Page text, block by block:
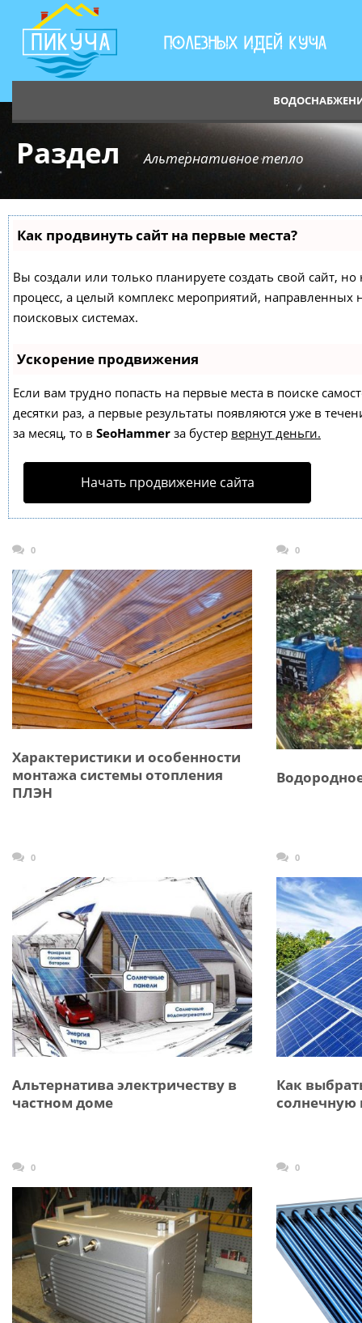
Раздел Альтернативное тепло
Как продвинуть сайт на первые места?
Вы создали или только планируете создать свой сайт,
процесс, а целый комплекс мероприятий,
поисковых системах.
Ускорение продвижения
Если вам трудно попасть на первые места в поиске
десятки раз, а первые результаты появляются уже в
за месяц, то в SeoHammer за бустер вернут деньги.
Начать продвижение сайта
0
Характеристики и особенности
монтажа системы отопления
ПЛЭН
0
0
Альтернатива электричеству в
частном доме
0
Как
солнечную
0 0